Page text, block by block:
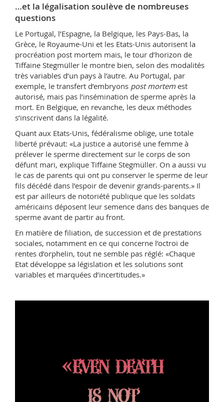
…et la légalisation soulève de nombreuses
questions
Le Portugal, l’Espagne, la Belgique, les Pays-Bas, la
Grèce, le Royaume-Uni et les Etats-Unis autorisent la
procréation post mortem mais, le tour d’horizon de
Tiffaine Stegmüller le montre bien, selon des modalités
très variables d’un pays à l’autre. Au Portugal, par
exemple, le transfert d’embryons post mortemest
autorisé, mais pas l’insémination de sperme après la
mort. En Belgique, en revanche, les deux méthodes
s’inscrivent dans la légalité.
Quant aux Etats-Unis, fédéralisme oblige, une totale
liberté prévaut: «La justice a autorisé une femme à
prélever le sperme directement sur le corps de son
défunt mari, explique Tiffaine Stegmüller. On a aussi vu
le cas de parents qui ont pu conserver le sperme de leur
fils décédé dans l’espoir de devenir grands-parents.» Il
est par ailleurs de notoriété publique que les soldats
américains déposent leur semence dans des banques de
sperme avant de partir au front.
En matière de filiation, de succession et de prestations
sociales, notamment en ce qui concerne l’octroi de
rentes d’orphelin, tout ne semble pas réglé: «Chaque
Etat développe sa législation et les solutions sont
variables et marquées d’incertitudes.»